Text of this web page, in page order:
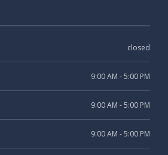
closed
9:00 AM - 5:00 PM
9:00 AM - 5:00 PM
9:00 AM - 5:00 PM